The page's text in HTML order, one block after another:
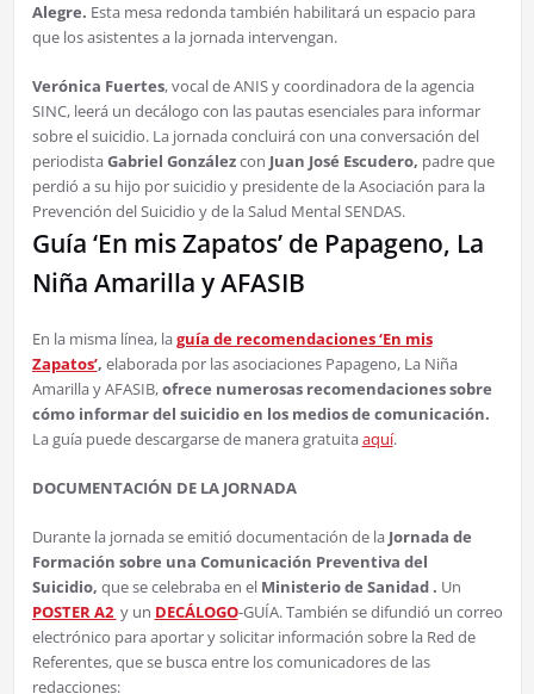
Alegre. Esta mesa redonda también habilitará un espacio para
que los asistentes a la jornada intervengan.
Verónica Fuertes, vocal de ANIS y coordinadora de la agencia
SINC, leerá un decálogo con las pautas esenciales para informar
sobre el suicidio. La jornada concluirá con una conversación del
periodistaGabriel Gonzálezcon Juan José Escudero, padre que
perdió a su hijo por suicidio y presidente de la Asociación para la
Prevención del Suicidio y de la Salud Mental SENDAS.
Guía ‘En mis Zapatos’ de Papageno, La
Niña Amarilla y AFASIB
En la misma línea, laguía de recomendaciones ‘En mis
Zapatos’, elaborada por las asociaciones Papageno, La Niña
Amarilla y AFASIB,ofrece numerosas recomendaciones sobre
cómo informar del suicidio en los medios de comunicación.
La guía puede descargarse de manera gratuitaaquí.
DOCUMENTACIÓN DE LA JORNADA
Durante la jornada se emitió documentación de la Jornada de
Formación sobre una Comunicación Preventiva del
Suicidio, que se celebraba en el Ministerio de Sanidad . Un
POSTER A2 y un DECÁLOGO-GUÍA. También se difundió un correo
electrónico para aportar y solicitar información sobre la Red de
Referentes, que se busca entre los comunicadores de las
redacciones: